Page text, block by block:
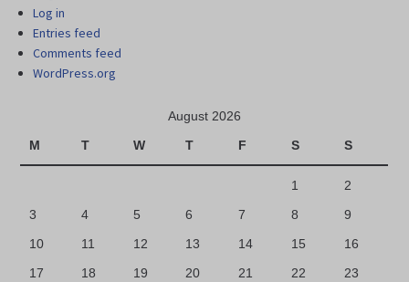
Log in
Entries feed
Comments feed
WordPress.org
August 2026
M
T W T F S S
1
2
3
4 5 6 7 8
9
10
11 12 13 14 15
16
17
18 19 20 21 22
23